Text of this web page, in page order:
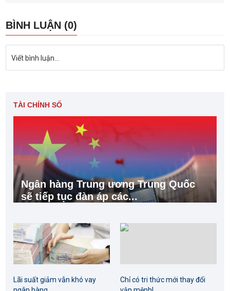
BÌNH LUẬN (0)
Viết bình luận...
TÀI CHÍNH SỐ
Ngân hàng Trung ương Trung Quốc
sẽ tiếp tục đàn áp các...
Lãi suất giảm vẫn khó vay
Chỉ có tri thức mới thay đổi